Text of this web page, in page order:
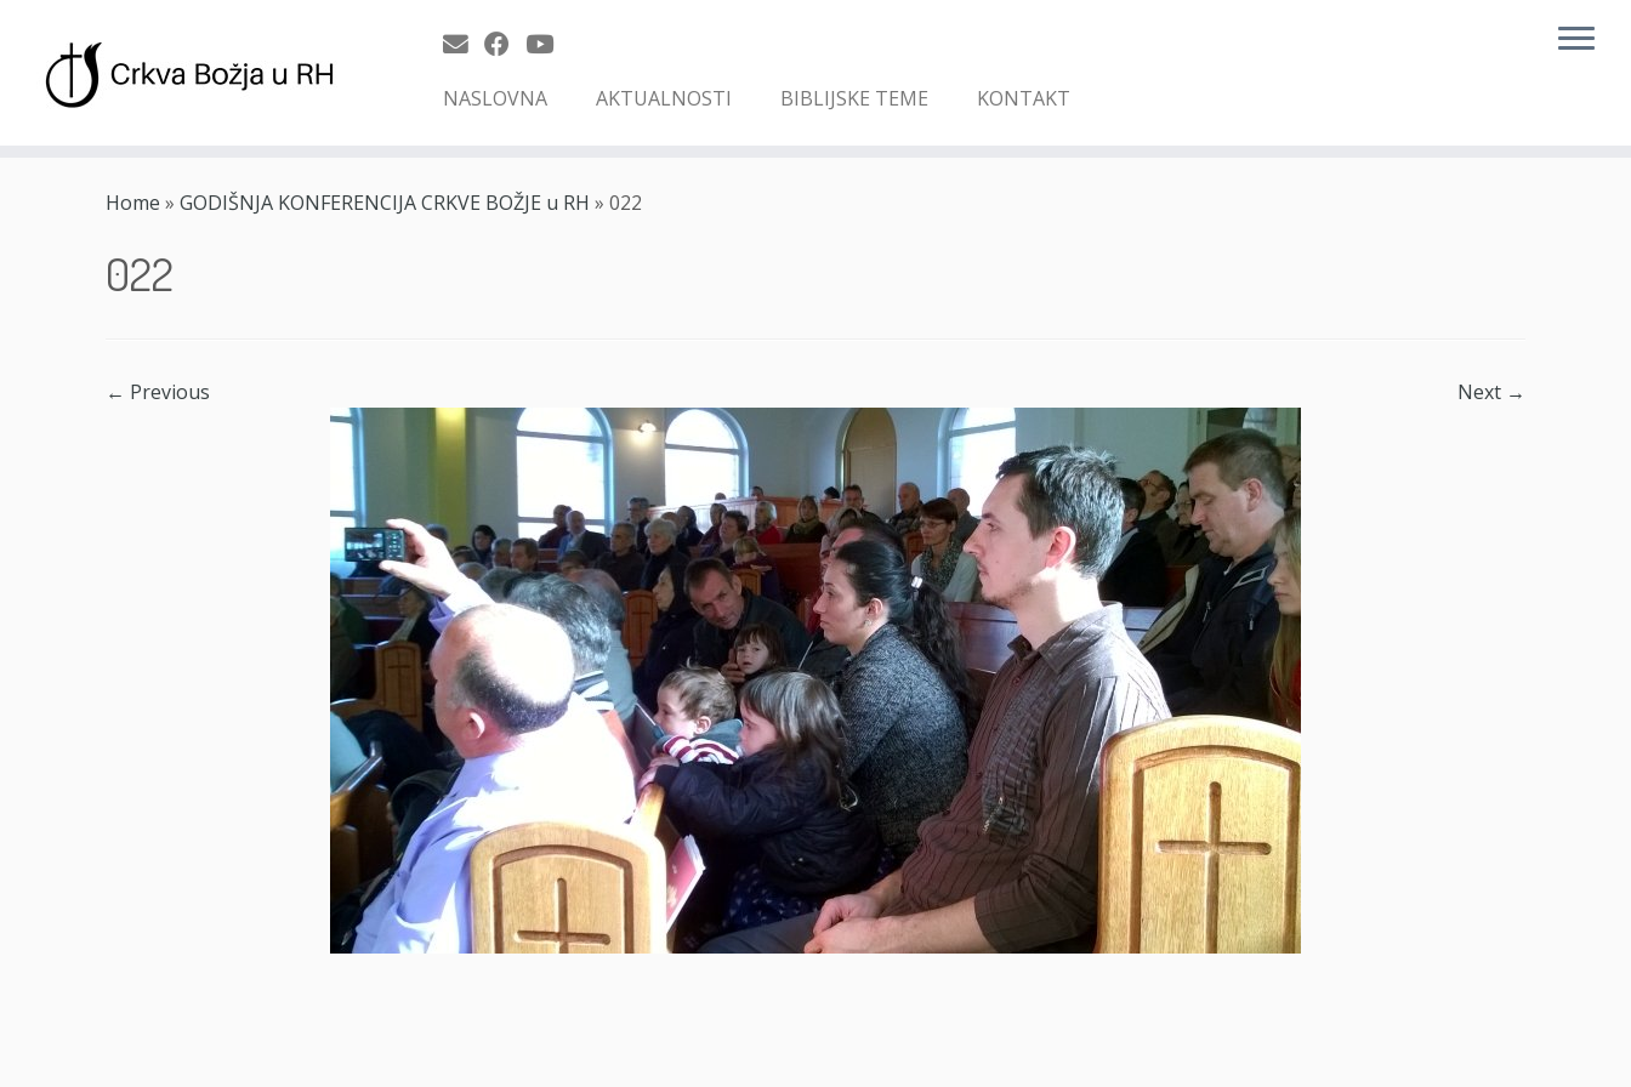
NASLOVNA AKTUALNOSTI BIBLIJSKE TEME KONTAKT
Home » GODIŠNJA KONFERENCIJA CRKVE BOŽJE u RH » 022
022
← Previous Next →